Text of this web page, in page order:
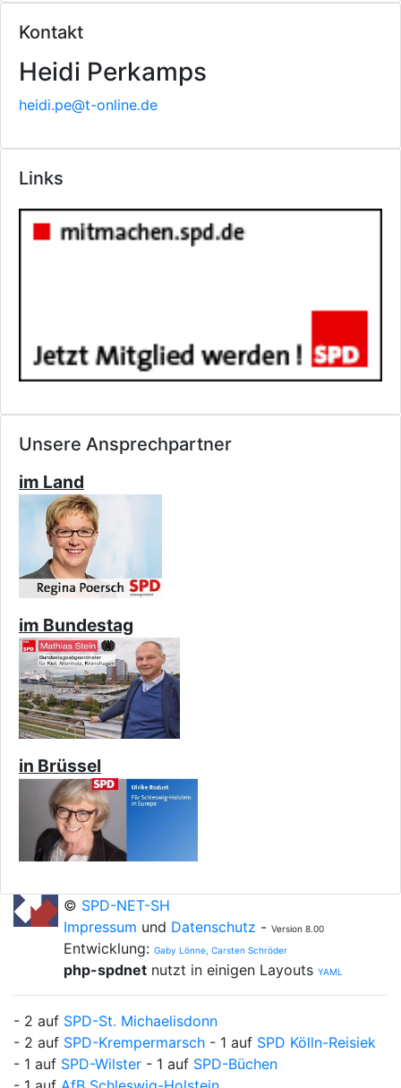
Kontakt
Heidi Perkamps
heidi.pe@t-online.de
Links
Unsere Ansprechpartner
im Land
im Bundestag
in Brüssel
© SPD-NET-SH
Impressum und Datenschutz - Version 8.00
Entwicklung: Gaby Lönne, Carsten Schröder
php-spdnet nutzt in einigen Layouts YAML
- 2 auf SPD-St. Michaelisdonn
- 2 auf SPD-Krempermarsch - 1 auf SPD Kölln-Reisiek
- 1 auf SPD-Wilster - 1 auf SPD-Büchen